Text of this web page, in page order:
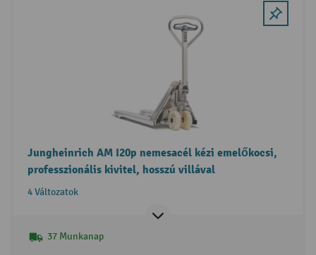
Jungheinrich AM I20p nemesacél kézi emelőkocsi,
professzionális kivitel, hosszú villával
4 Változatok
37 Munkanap